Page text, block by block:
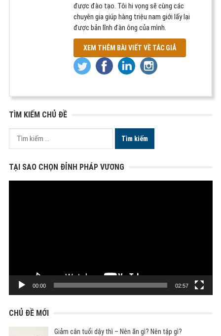
được đào tạo. Tôi hi vọng sẽ cùng các
chuyên gia giúp hàng triệu nam giới lấy lại
được bản lĩnh đàn ông của mình.
XEM THÊM BÀI VIẾT VỀ TÁC GIẢ
TÌM KIẾM CHỦ ĐỀ
Tìm
kiếm
TẠI SAO CHỌN ĐỈNH PHÁP VƯƠNG
00:00 02:57
CHỦ ĐỀ MỚI
Giảm cân tuổi dậy thì – Nên ăn gì? Nên tập gì?